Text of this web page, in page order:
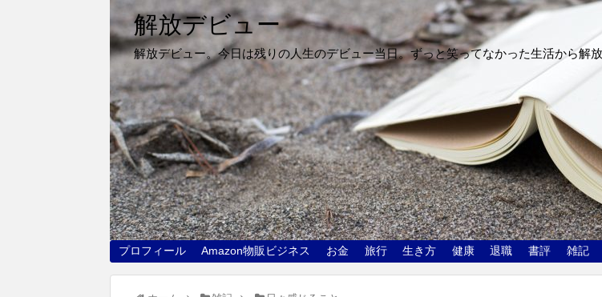
解放デビュー
解放デビュー。今日は残りの人生のデビュー当日。ずっと笑ってなかった生活から解
プロフィール Amazon物販ビジネス お金 旅行 生き方 健康 退職 書評 雑記